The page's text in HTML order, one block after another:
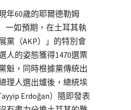
年60歲的耶爾德勒姆
）一如預期，在土耳其執
黨（AKP）」的特別會
人的姿態獲得1470選票
魁，同時根據黨傳統出
理人選出爐後，總統埃
Erdoğan）隨即發表